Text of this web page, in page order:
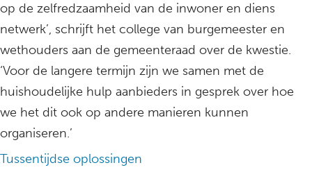
op de zelfredzaamheid van de inwoner en diens
netwerk’, schrijft het college van burgemeester en
wethouders aan de gemeenteraad over de kwestie.
‘Voor de langere termijn zijn we samen met de
huishoudelijke hulp aanbieders in gesprek over hoe
we het dit ook op andere manieren kunnen
organiseren.’
Tussentijdse oplossingen